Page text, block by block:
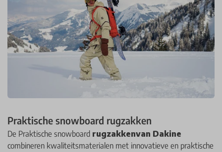
Praktische snowboard rugzakken
De Praktische snowboard rugzakkenvan Dakine
combineren kwaliteitsmaterialen met innovatieve en praktische